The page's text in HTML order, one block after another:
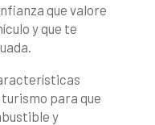
que valore
y que te
para que
y